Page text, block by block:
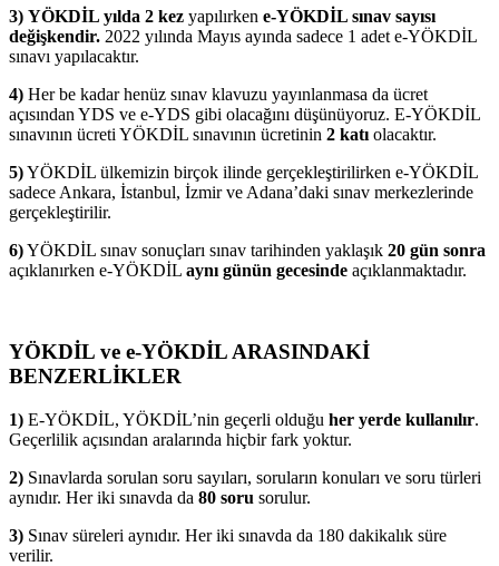
3) YÖKDİL yılda 2 kez yapılırken e-YÖKDİL sınav sayısı
değişkendir. 2022 yılında Mayıs ayında sadece 1 adet e-YÖKDİL
sınavı yapılacaktır.
4) Her be kadar henüz sınav klavuzu yayınlanmasa da ücret
açısından YDS ve e-YDS gibi olacağını düşünüyoruz. E-YÖKDİL
sınavının ücreti YÖKDİL sınavının ücretinin 2 katı olacaktır.
5)YÖKDİL ülkemizin birçok ilinde gerçekleştirilirken e-YÖKDİL
sadece Ankara, İstanbul, İzmir ve Adana’daki sınav merkezlerinde
gerçekleştirilir.
6)YÖKDİL sınav sonuçları sınav tarihinden yaklaşık 20 gün sonra
açıklanırken e-YÖKDİL aynı günün gecesinde açıklanmaktadır.
YÖKDİL ve e-YÖKDİL ARASINDAKİ
BENZERLİKLER
1) E-YÖKDİL, YÖKDİL’nin geçerli olduğu her yerde kullanılır.
Geçerlilik açısından aralarında hiçbir fark yoktur.
2) Sınavlarda sorulan soru sayıları, soruların konuları ve soru türleri
aynıdır. Her iki sınavda da 80 soru sorulur.
3) Sınav süreleri aynıdır. Her iki sınavda da 180 dakikalık süre
verilir.